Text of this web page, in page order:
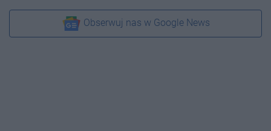
Obserwuj nas w Google News